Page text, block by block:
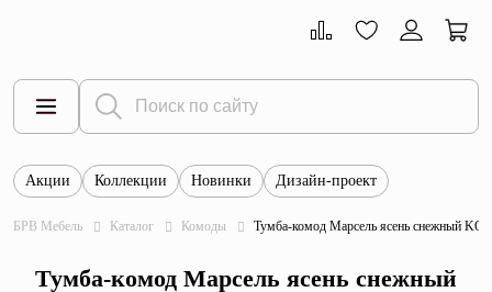
Все товары
Тумбы
Шкафы
Акции Коллекции Новинки Дизайн-проект
БРВ Мебель Каталог Комоды Тумба-комод Марсель ясень снежный
Тумба-комод Марсель ясень снежный